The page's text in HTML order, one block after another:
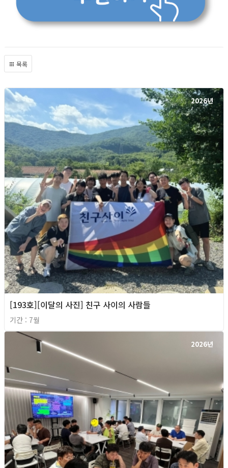
목록
2026년
[193호][이달의 사진] 친구 사이의 사람들
기간 : 7월
2026년